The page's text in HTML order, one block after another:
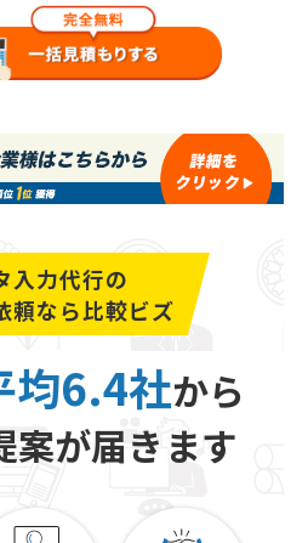
入力代行の
頼なら比較ビズ
均6.4社から
案が届きます